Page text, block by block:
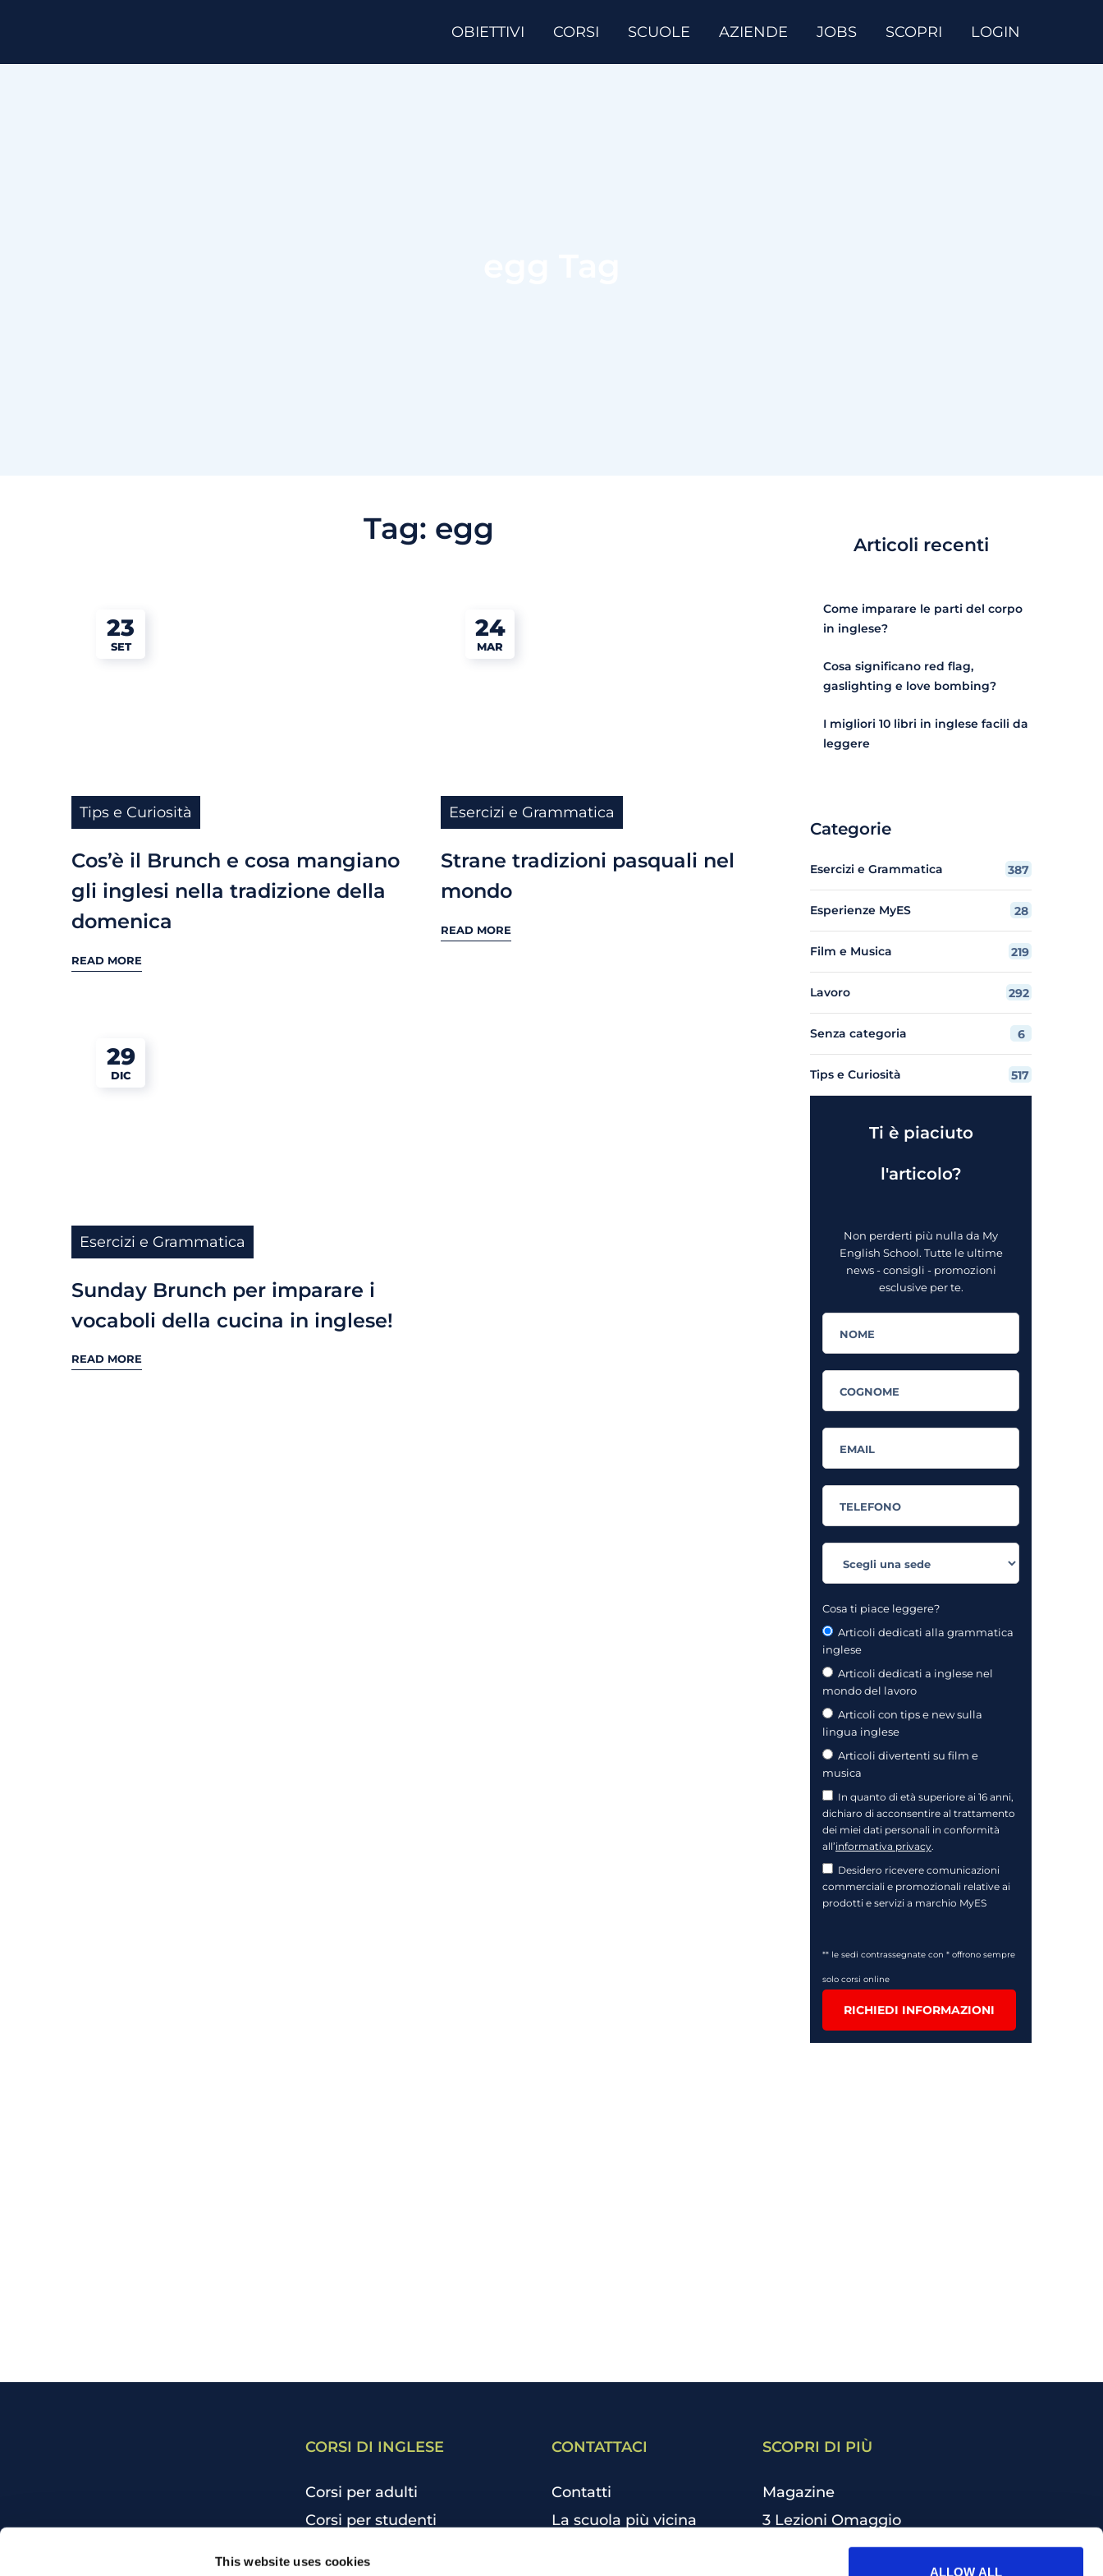
This website uses cookies
ALLOW ALL
OBIETTIVI CORSI SCUOLE AZIENDE JOBS SCOPRI LOGIN
Tag: egg
23
SET
Tips e Curiosità
Cos’è il Brunch e cosa mangiano
gli inglesi nella tradizione della
domenica
READ MORE
24
MAR
Esercizi e Grammatica
Strane tradizioni pasquali nel
mondo
READ MORE
29
DIC
Esercizi e Grammatica
Sunday Brunch per imparare i
vocaboli della cucina in inglese!
READ MORE
Articoli recenti
Come imparare le parti del corpo
in inglese?
Cosa significano red flag,
gaslighting e love bombing?
I migliori 10 libri in inglese facili da
leggere
Categorie
Esercizi e Grammatica 387
Esperienze MyES 28
Film e Musica 219
Lavoro 292
Senza categoria 6
Tips e Curiosità 517
Ti è piaciuto
l'articolo?
Non perderti più nulla da My
English School. Tutte le ultime
news - consigli - promozioni
esclusive per te.
Cosa ti piace leggere?
Articoli dedicati alla grammatica
inglese
Articoli dedicati a inglese nel
mondo del lavoro
Articoli con tips e new sulla
lingua inglese
Articoli divertenti su film e
musica
In quanto di età superiore ai 16 anni,
dichiaro di acconsentire al trattamento
dei miei dati personali in conformità
all’informativa privacy.
Desidero ricevere comunicazioni
commerciali e promozionali relative ai
prodotti e servizi a marchio MyES
** le sedi contrassegnate con * offrono sempre
solo corsi online
RICHIEDI INFORMAZIONI
CORSI DI INGLESE
Corsi per adulti
Corsi per studenti
CONTATTACI
Contatti
La scuola più vicina
SCOPRI DI PIÙ
Magazine
3 Lezioni Omaggio